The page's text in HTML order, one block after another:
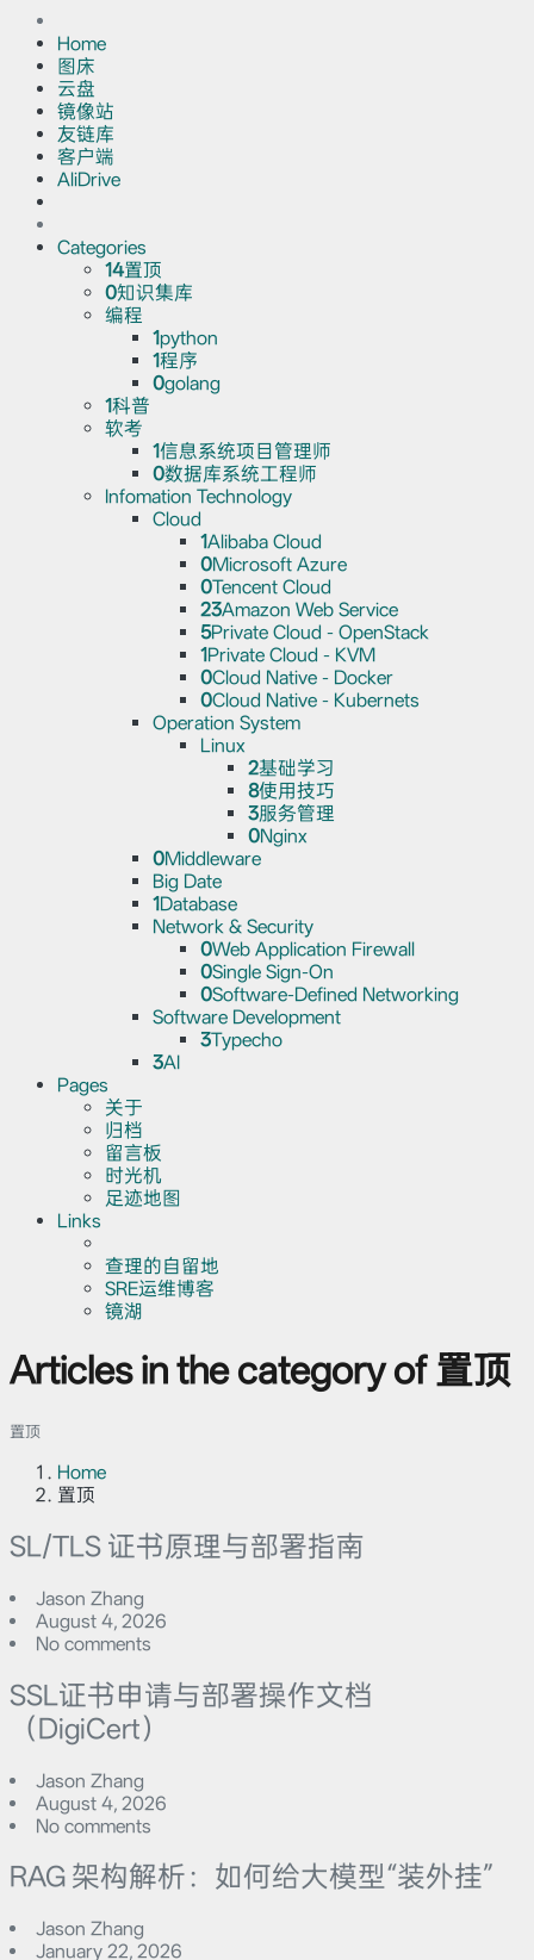
Home
图床
云盘
镜像站
友链库
客户端
AliDrive
Categories
14置顶
0知识集库
编程
1python
1程序
0golang
1科普
软考
1信息系统项目管理师
0数据库系统工程师
Infomation Technology
Cloud
1Alibaba Cloud
0Microsoft Azure
0Tencent Cloud
23Amazon Web Service
5Private Cloud - OpenStack
1Private Cloud - KVM
0Cloud Native - Docker
0Cloud Native - Kubernets
Operation System
Linux
2基础学习
8使用技巧
3服务管理
0Nginx
0Middleware
Big Date
1Database
Network & Security
0Web Application Firewall
0Single Sign-On
0Software-Defined Networking
Software Development
3Typecho
3AI
Pages
关于
归档
留言板
时光机
足迹地图
Links
查理的自留地
SRE运维博客
镜湖
Articles in the category of 置顶
置顶
Home
置顶
SL/TLS 证书原理与部署指南
Jason Zhang
August 4, 2026
No comments
SSL证书申请与部署操作文档
（DigiCert）
Jason Zhang
August 4, 2026
No comments
RAG 架构解析：如何给大模型“装外挂”
Jason Zhang
January 22, 2026